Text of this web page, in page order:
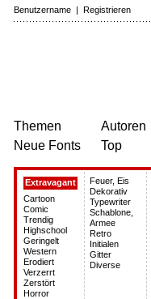
Benutzername | Registrieren
Themen
Neue Fonts
Autoren
Top
Extravagant
Cartoon
Comic
Trendig
Highschool
Geringelt
Western
Erodiert
Verzerrt
Zerstört
Horror
Feuer, Eis
Dekorativ
Typewriter
Schablone,
Armee
Retro
Initialen
Gitter
Diverse